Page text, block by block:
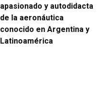
apasionado y autodidacta
de la aeronáutica
conocido en Argentina y
Latinoamérica